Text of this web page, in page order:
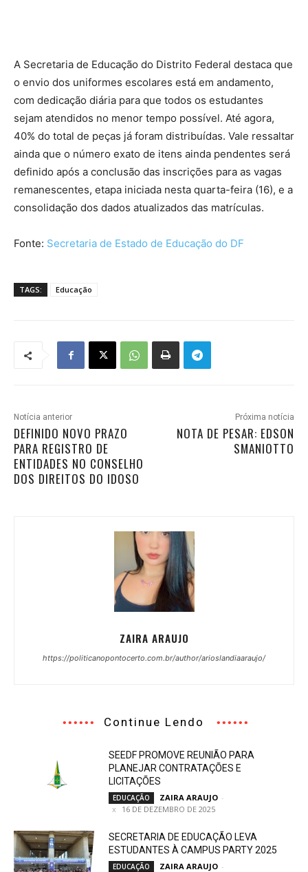
A Secretaria de Educação do Distrito Federal destaca que
o envio dos uniformes escolares está em andamento,
com dedicação diária para que todos os estudantes
sejam atendidos no menor tempo possível. Até agora,
40% do total de peças já foram distribuídas. Vale ressaltar
ainda que o número exato de itens ainda pendentes será
definido após a conclusão das inscrições para as vagas
remanescentes, etapa iniciada nesta quarta-feira (16), e a
consolidação dos dados atualizados das matrículas.
Fonte: Secretaria de Estado de Educação do DF
TAGS: Educação
Notícia anterior
DEFINIDO NOVO PRAZO
PARA REGISTRO DE
ENTIDADES NO CONSELHO
DOS DIREITOS DO IDOSO
Próxima notícia
NOTA DE PESAR: EDSON
SMANIOTTO
ZAIRA ARAUJO
https://politicanopontocerto.com.br/author/arioslandiaaraujo/
Continue Lendo
SEEDF PROMOVE REUNIÃO PARA
PLANEJAR CONTRATAÇÕES E
LICITAÇÕES
EDUCAÇÃO ZAIRA ARAUJO -
16 DE DEZEMBRO DE 2025
SECRETARIA DE EDUCAÇÃO LEVA
ESTUDANTES À CAMPUS PARTY 2025
EDUCAÇÃO ZAIRA ARAUJO -